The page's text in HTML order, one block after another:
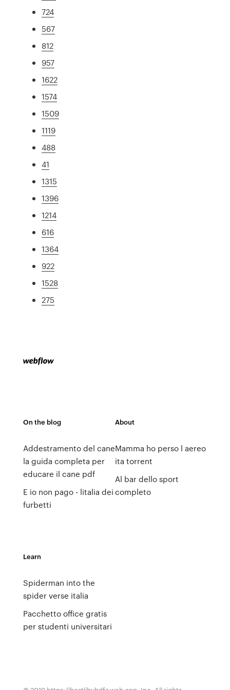
724
567
812
957
1622
1574
1509
1119
488
41
1315
1396
1214
616
1364
922
1528
275
On the blog
Addestramento del cane
la guida completa per
educare il cane pdf
E io non pago - litalia dei
furbetti
About
Mamma ho perso l aereo
ita torrent
Al bar dello sport
completo
Learn
Spiderman into the
spider verse italia
Pacchetto office gratis
per studenti universitari